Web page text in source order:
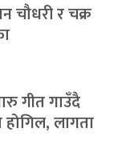
चौधरी र चक्र
गीत गाउँदै
होगिल, लागता